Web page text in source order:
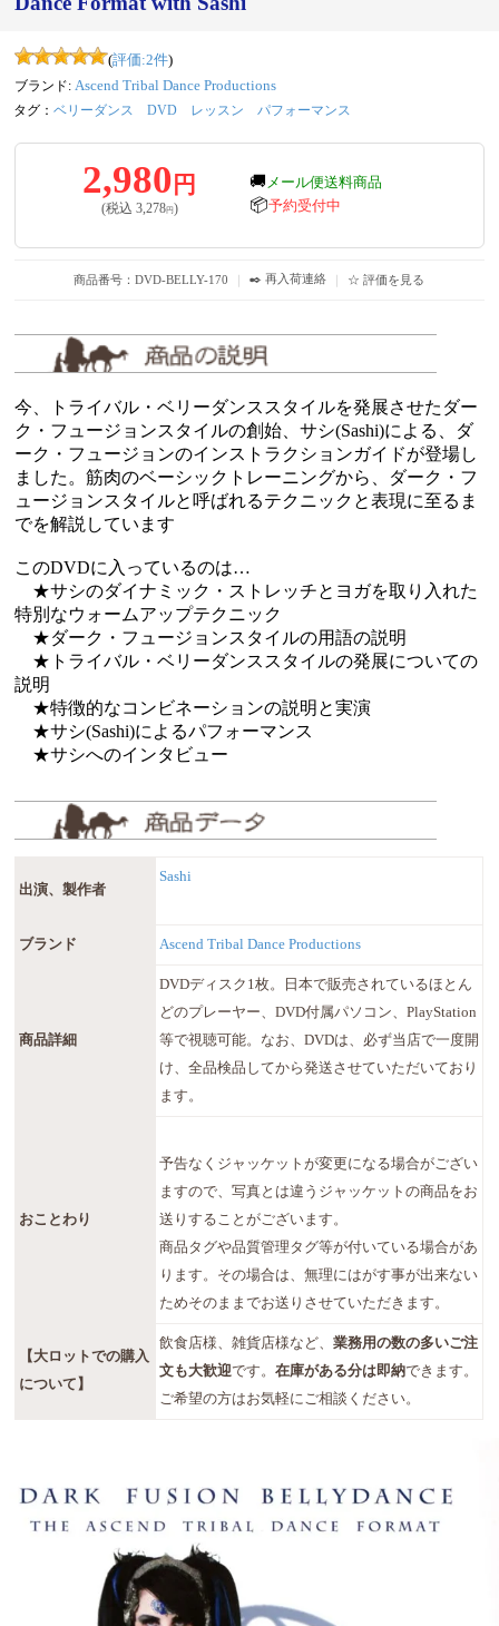
(評価:2件)
ブランド: Ascend Tribal Dance Productions
タグ： ベリーダンス DVD レッスン パフォーマンス
2,980 円
(税込 3,278円)
🚚 メール便送料商品
📦予約受付中
商品番号：DVD-BELLY-170 ｜ ✒️ 再入荷連絡 ｜ ☆ 評価を見る
今、トライバル・ベリーダンススタイルを発展させたダー
ク・フュージョンスタイルの創始、サシ(Sashi)による、ダ
ーク・フュージョンのインストラクションガイドが登場し
ました。筋肉のベーシックトレーニングから、ダーク・フ
ュージョンスタイルと呼ばれるテクニックと表現に至るま
でを解説しています
このDVDに入っているのは…
★サシのダイナミック・ストレッチとヨガを取り入れた
特別なウォームアップテクニック
★ダーク・フュージョンスタイルの用語の説明
★トライバル・ベリーダンススタイルの発展についての
説明
★特徴的なコンビネーションの説明と実演
★サシ(Sashi)によるパフォーマンス
★サシへのインタビュー
出演、製作者
Sashi
ブランド Ascend Tribal Dance Productions
商品詳細
DVDディスク1枚。日本で販売されているほとん
どのプレーヤー、DVD付属パソコン、PlayStation
等で視聴可能。なお、DVDは、必ず当店で一度開
け、全品検品してから発送させていただいており
ます。
おことわり
予告なくジャッケットが変更になる場合がござい
ますので、写真とは違うジャッケットの商品をお
送りすることがございます。
商品タグや品質管理タグ等が付いている場合があ
ります。その場合は、無理にはがす事が出来ない
ためそのままでお送りさせていただきます。
【大ロットでの購入
について】
飲食店様、雑貨店様など、業務用の数の多いご注
文も大歓迎です。在庫がある分は即納できます。
ご希望の方はお気軽にご相談ください。